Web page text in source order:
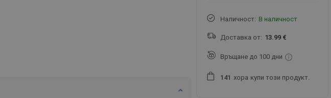
Наличност: В наличност
Доставка от: 13.99 €
Връщане до 100 дни
1 41 хора купи този продукт.